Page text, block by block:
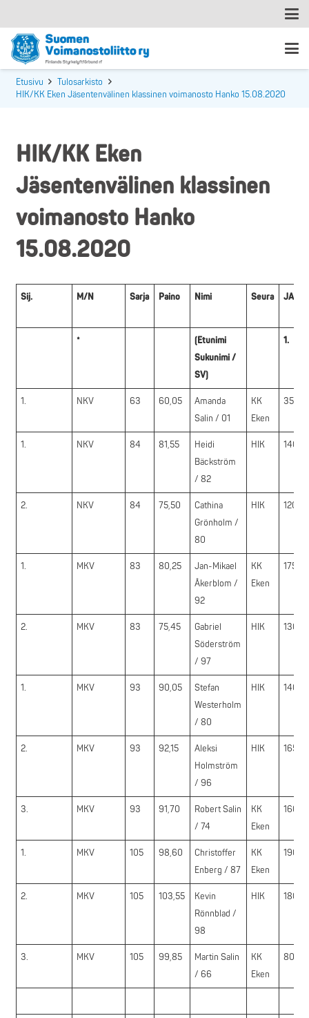
Etusivu
Tulosarkisto
HIK/KK Eken Jäsentenvälinen klassinen voimanosto Hanko 15.08.2020
HIK/KK Eken
Jäsentenvälinen klassinen
voimanosto Hanko
15.08.2020
Sij. M/N Sarja Paino Nimi Seura
*
(Etunimi
Sukunimi /
SV)
1.
1. NKV 63 60,05
Amanda
Salin / 01
KK
Eken
35,0
1. NKV 84 81,55
Heidi
Bäckström
/ 82
HIK 140,0
2. NKV 84 75,50
Cathina
Grönholm /
80
HIK 120,0
1. MKV 83 80,25
Jan-Mikael
Åkerblom /
92
KK
Eken
175,0
2. MKV 83 75,45
Gabriel
Söderström
/ 97
HIK 130,0
1. MKV 93 90,05
Stefan
Westerholm
/ 80
HIK 140,0
2. MKV 93 92,15
Aleksi
Holmström
/ 96
HIK 165,0
3. MKV 93 91,70
Robert Salin
/ 74
KK
Eken
160,0
1. MKV 105 98,60
Christoffer
Enberg / 87
KK
Eken
190,0
2. MKV 105 103,55
Kevin
Rönnblad /
98
HIK 180,0
3. MKV 105 99,85
Martin Salin
/ 66
KK
Eken
80,0